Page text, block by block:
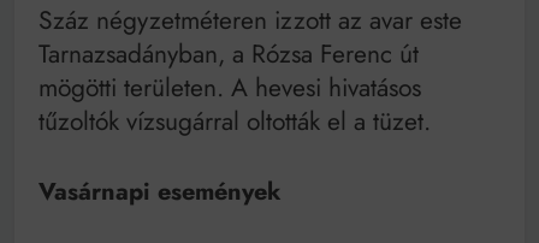
Száz négyzetméteren izzott az avar este
Tarnazsadányban, a Rózsa Ferenc út
mögötti területen. A hevesi hivatásos
tűzoltók vízsugárral oltották el a tüzet.
Vasárnapi események